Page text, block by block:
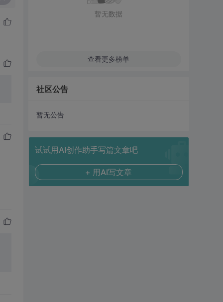
暂无数据
查看更多榜单
社区公告
暂无公告
试试用AI创作助手写篇文章吧
+ 用AI写文章